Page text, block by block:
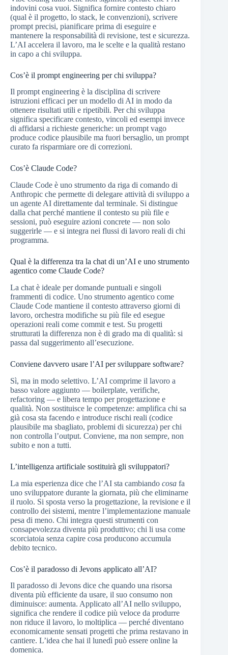
indovini cosa vuoi. Significa fornire contesto chiaro
(qual è il progetto, lo stack, le convenzioni), scrivere
prompt precisi, pianificare prima di eseguire e
mantenere la responsabilità di revisione, test e sicurezza.
L’AI accelera il lavoro, ma le scelte e la qualità restano
in capo a chi sviluppa.
Cos’è il prompt engineering per chi sviluppa?
Il prompt engineering è la disciplina di scrivere
istruzioni efficaci per un modello di AI in modo da
ottenere risultati utili e ripetibili. Per chi sviluppa
significa specificare contesto, vincoli ed esempi invece
di affidarsi a richieste generiche: un prompt vago
produce codice plausibile ma fuori bersaglio, un prompt
curato fa risparmiare ore di correzioni.
Cos’è Claude Code?
Claude Code è uno strumento da riga di comando di
Anthropic che permette di delegare attività di sviluppo a
un agente AI direttamente dal terminale. Si distingue
dalla chat perché mantiene il contesto su più file e
sessioni, può eseguire azioni concrete — non solo
suggerirle — e si integra nei flussi di lavoro reali di chi
programma.
Qual è la differenza tra la chat di un’AI e uno strumento
agentico come Claude Code?
La chat è ideale per domande puntuali e singoli
frammenti di codice. Uno strumento agentico come
Claude Code mantiene il contesto attraverso giorni di
lavoro, orchestra modifiche su più file ed esegue
operazioni reali come commit e test. Su progetti
strutturati la differenza non è di grado ma di qualità: si
passa dal suggerimento all’esecuzione.
Conviene davvero usare l’AI per sviluppare software?
Sì, ma in modo selettivo. L’AI comprime il lavoro a
basso valore aggiunto — boilerplate, verifiche,
refactoring — e libera tempo per progettazione e
qualità. Non sostituisce le competenze: amplifica chi sa
già cosa sta facendo e introduce rischi reali (codice
plausibile ma sbagliato, problemi di sicurezza) per chi
non controlla l’output. Conviene, ma non sempre, non
subito e non a tutti.
L’intelligenza artificiale sostituirà gli sviluppatori?
La mia esperienza dice che l’AI sta cambiando cosa fa
uno sviluppatore durante la giornata, più che eliminarne
il ruolo. Si sposta verso la progettazione, la revisione e il
controllo dei sistemi, mentre l’implementazione manuale
pesa di meno. Chi integra questi strumenti con
consapevolezza diventa più produttivo; chi li usa come
scorciatoia senza capire cosa producono accumula
debito tecnico.
Cos’è il paradosso di Jevons applicato all’AI?
Il paradosso di Jevons dice che quando una risorsa
diventa più efficiente da usare, il suo consumo non
diminuisce: aumenta. Applicato all’AI nello sviluppo,
significa che rendere il codice più veloce da produrre
non riduce il lavoro, lo moltiplica — perché diventano
economicamente sensati progetti che prima restavano in
cantiere. L’idea che hai il lunedì può essere online la
domenica.